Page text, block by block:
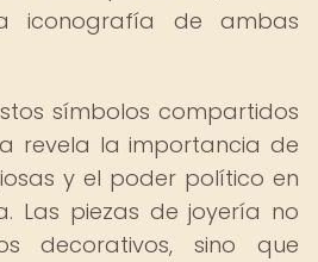
iconografía de ambas
símbolos compartidos
revela la importancia de
y el poder político en
Las piezas de joyería no
decorativos, sino que